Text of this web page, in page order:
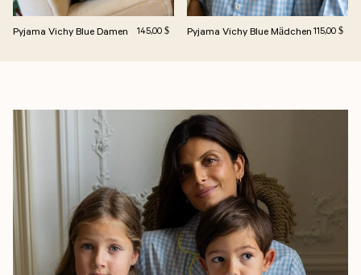
Pyjama Vichy Blue Damen Regulärer Preis
145,00 $ Pyjama Vichy Blue Mädchen Regulärer
115,00 $